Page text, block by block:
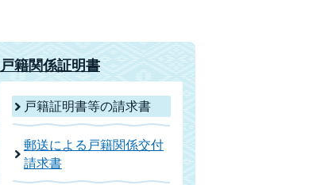
戸籍関係証明書
戸籍証明書等の請求書
郵送による戸籍関係交付
請求書